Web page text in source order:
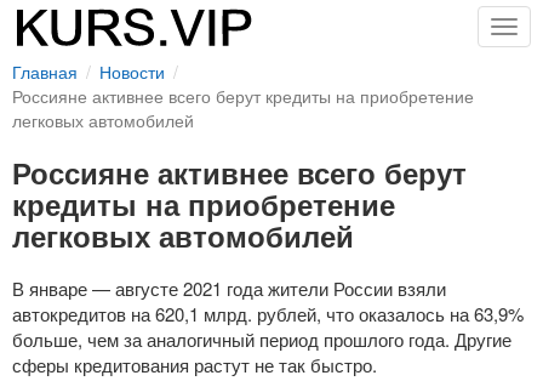
Главная
Новости
Россияне активнее всего берут кредиты на приобретение
легковых автомобилей
Россияне активнее всего берут
кредиты на приобретение
легковых автомобилей
В январе — августе 2021 года жители России взяли
автокредитов на 620,1 млрд. рублей, что оказалось на 63,9%
больше, чем за аналогичный период прошлого года. Другие
сферы кредитования растут не так быстро.